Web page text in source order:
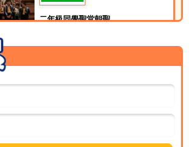
傑出領袖生
二年級同學聖堂朝聖